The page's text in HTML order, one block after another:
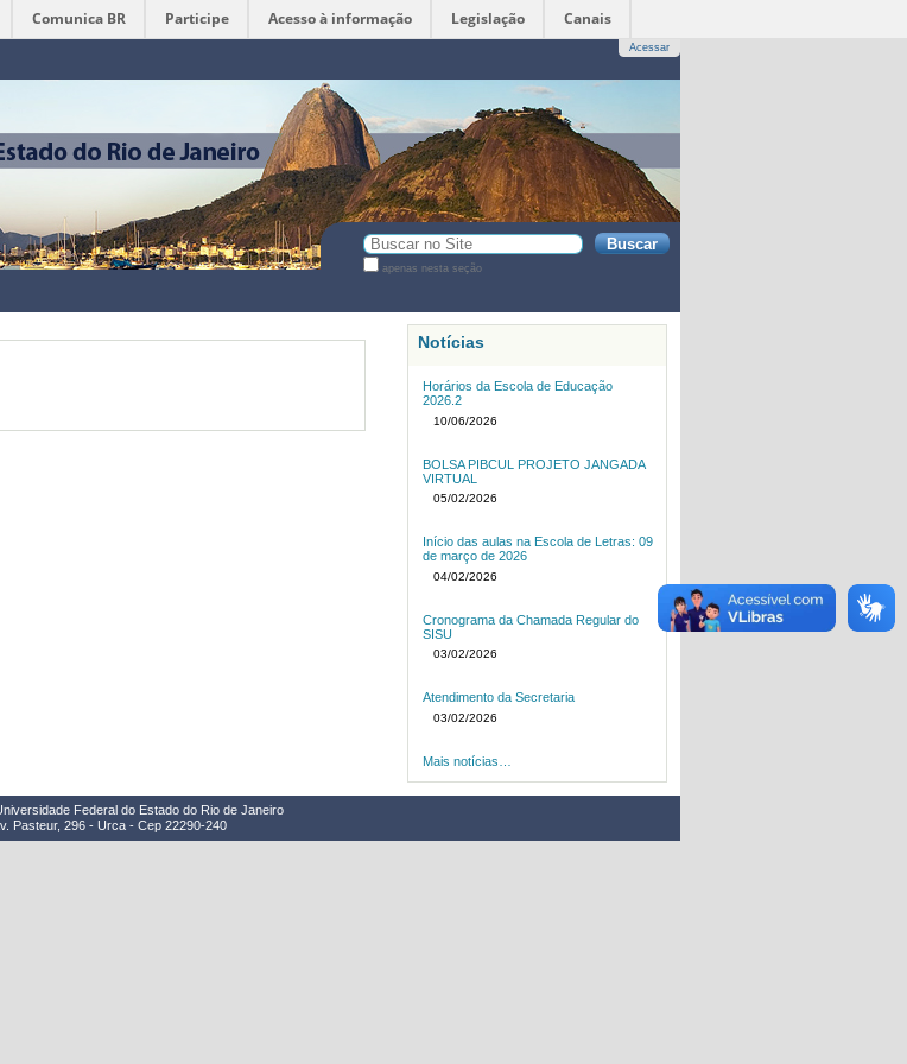
Comunica BR Participe Acesso à informação Legislação Canais
Acessar
Busca
apenas nesta seção
Notícias
Horários da Escola de Educação
2026.2
10/06/2026
BOLSA PIBCUL PROJETO JANGADA
VIRTUAL
05/02/2026
Início das aulas na Escola de Letras: 09
de março de 2026
04/02/2026
Cronograma da Chamada Regular do
SISU
03/02/2026
Atendimento da Secretaria
03/02/2026
Mais notícias…
Federal do Estado do Rio de Janeiro
Pasteur, 296 - Urca - Cep 22290-240